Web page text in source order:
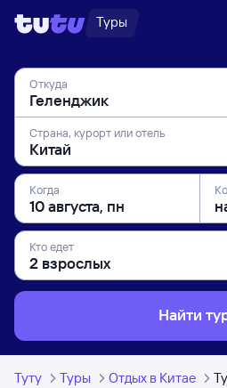
Туры
Откуда
Страна, курорт или отель
Когда
Кто едет
Найти
Туту Туры Отдых в Китае